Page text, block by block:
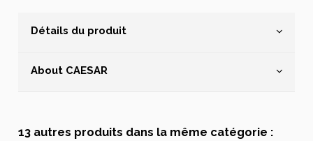
Détails du produit
About CAESAR
13 autres produits dans la même catégorie :